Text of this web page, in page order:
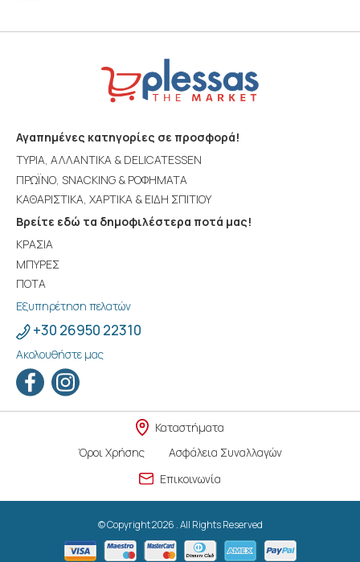
Αγαπημένες κατηγορίες σε προσφορά!
ΤΥΡΙΑ, ΑΛΛΑΝΤΙΚΑ & DELICATESSEN
ΠΡΩΪΝΟ, SNACKING & ΡΟΦΗΜΑΤΑ
ΚΑΘΑΡΙΣΤΙΚΑ, ΧΑΡΤΙΚΑ & ΕΙΔΗ ΣΠΙΤΙΟΥ
Βρείτε εδώ τα δημοφιλέστερα ποτά μας!
ΚΡΑΣΙΑ
ΜΠΥΡΕΣ
ΠΟΤΑ
Εξυπηρέτηση πελατών
+30 26950 22310
Ακολουθήστε μας
Καταστήματα
Όροι Χρήσης
Ασφάλεια Συναλλαγών
Επικοινωνία
© Copyright 2026 . All Rights Reserved